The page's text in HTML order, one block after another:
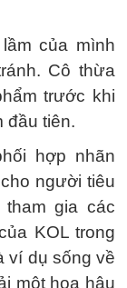
của mình
Cô thừa
trước khi
đầu tiên.
hợp nhãn
người tiêu
gia các
KOL trong
ví dụ sống về
một hoa hậu